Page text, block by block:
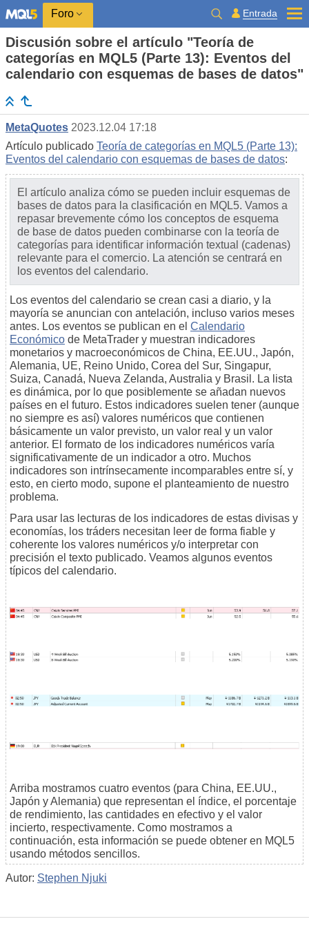
Foro Entrada
Discusión sobre el artículo "Teoría de
categorías en MQL5 (Parte 13): Eventos del
calendario con esquemas de bases de datos"
MetaQuotes 2023.12.04 17:18
Artículo publicado Teoría de categorías en MQL5 (Parte 13):
Eventos del calendario con esquemas de bases de datos:
El artículo analiza cómo se pueden incluir esquemas de
bases de datos para la clasificación en MQL5. Vamos a
repasar brevemente cómo los conceptos de esquema
de base de datos pueden combinarse con la teoría de
categorías para identificar información textual (cadenas)
relevante para el comercio. La atención se centrará en
los eventos del calendario.
Los eventos del calendario se crean casi a diario, y la
mayoría se anuncian con antelación, incluso varios meses
antes. Los eventos se publican en el Calendario
Económico de MetaTrader y muestran indicadores
monetarios y macroeconómicos de China, EE.UU., Japón,
Alemania, UE, Reino Unido, Corea del Sur, Singapur,
Suiza, Canadá, Nueva Zelanda, Australia y Brasil. La lista
es dinámica, por lo que posiblemente se añadan nuevos
países en el futuro. Estos indicadores suelen tener (aunque
no siempre es así) valores numéricos que contienen
básicamente un valor previsto, un valor real y un valor
anterior. El formato de los indicadores numéricos varía
significativamente de un indicador a otro. Muchos
indicadores son intrínsecamente incomparables entre sí, y
esto, en cierto modo, supone el planteamiento de nuestro
problema.
Para usar las lecturas de los indicadores de estas divisas y
economías, los tráders necesitan leer de forma fiable y
coherente los valores numéricos y/o interpretar con
precisión el texto publicado. Veamos algunos eventos
típicos del calendario.
Arriba mostramos cuatro eventos (para China, EE.UU.,
Japón y Alemania) que representan el índice, el porcentaje
de rendimiento, las cantidades en efectivo y el valor
incierto, respectivamente. Como mostramos a
continuación, esta información se puede obtener en MQL5
usando métodos sencillos.
Autor: Stephen Njuki